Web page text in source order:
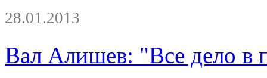
28.01.2013
Вал Алишев: "Все дело в